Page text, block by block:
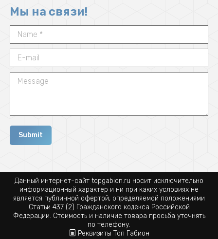
Мы на связи!
Name *
E-mail
Message
Submit
Данный интернет-сайт topgabion.ru носит исключительно
информационный характер и ни при каких условиях не
является публичной офертой, определяемой положениями
Статьи 437 (2) Гражданского кодекса Российской
Федерации. Стоимость и наличие товара просьба уточнять
по телефону.
Реквизиты Топ Габион